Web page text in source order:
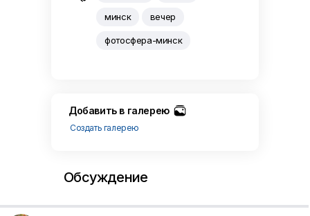
минск вечер
фотосфера-минск
Добавить в галерею
Создать галерею
Обсуждение